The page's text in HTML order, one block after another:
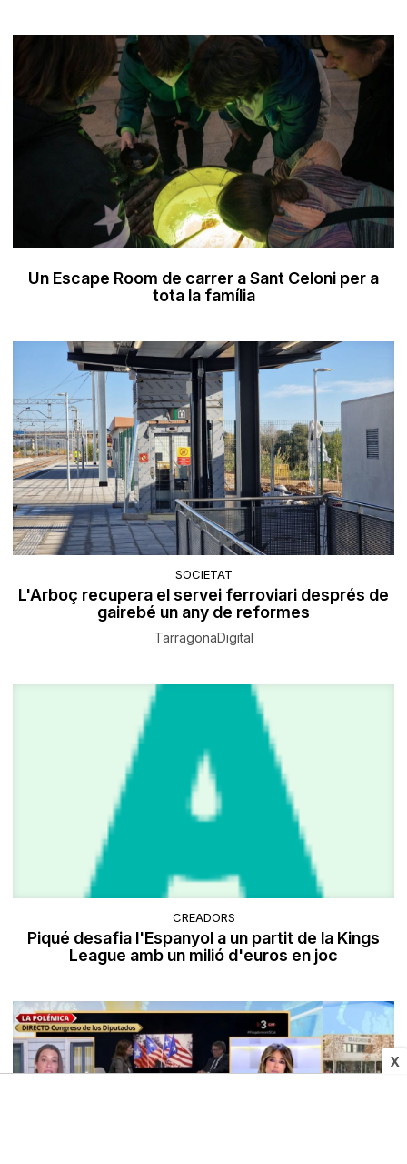
X
Un Escape Room de carrer a Sant Celoni per a
tota la família
SOCIETAT
L'Arboç recupera el servei ferroviari després de
gairebé un any de reformes
TarragonaDigital
CREADORS
Piqué desafia l'Espanyol a un partit de la Kings
League amb un milió d'euros en joc